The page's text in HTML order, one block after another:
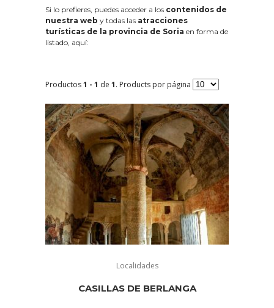
Si lo prefieres, puedes acceder a los contenidos de
nuestra web y todas las atracciones
turísticas de la provincia de Soria en forma de
listado, aquí:
Productos1 - 1 de 1. Products por página
Localidades
CASILLAS DE BERLANGA